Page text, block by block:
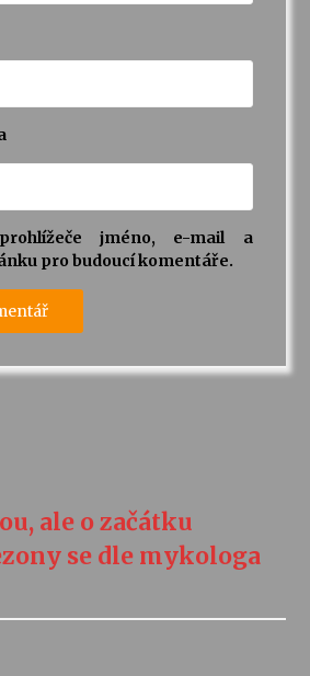
jméno, e-mail a
pro budoucí komentáře.
ale o začátku
se dle mykologa